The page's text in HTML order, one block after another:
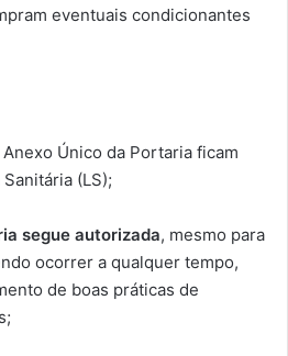
eventuais condicionantes
Único da Portaria ficam
(LS);
segue autorizada, mesmo para
ocorrer a qualquer tempo,
de boas práticas de